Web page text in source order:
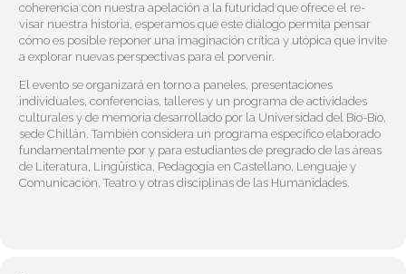
coherencia con nuestra apelación a la futuridad que ofrece el re-
visar nuestra historia, esperamos que este diálogo permita pensar
cómo es posible reponer una imaginación crítica y utópica que invite
a explorar nuevas perspectivas para el porvenir.
El evento se organizará en torno a paneles, presentaciones
individuales, conferencias, talleres y un programa de actividades
culturales y de memoria desarrollado por la Universidad del Bío-Bío,
sede Chillán. También considera un programa específico elaborado
fundamentalmente por y para estudiantes de pregrado de las áreas
de Literatura, Lingüística, Pedagogía en Castellano, Lenguaje y
Comunicación, Teatro y otras disciplinas de las Humanidades.